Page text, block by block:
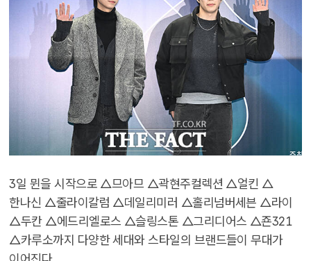
3일 뮌을 시작으로 △므아므 △곽현주컬렉션 △얼킨 △
한나신 △줄라이칼럼 △데일리미러 △홀리넘버세븐 △라이
△두칸 △에드리엘로스 △슬링스톤 △그리디어스 △죤321
△카루소까지 다양한 세대와 스타일의 브랜드들이 무대가